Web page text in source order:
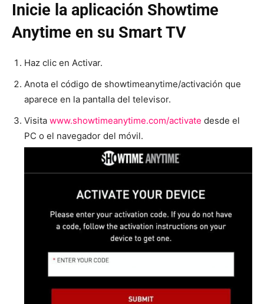
Inicie la aplicación Showtime
Anytime en su Smart TV
Haz clic en Activar.
Anota el código de showtimeanytime/activación que
aparece en la pantalla del televisor.
Visita www.showtimeanytime.com/activate desde el
PC o el navegador del móvil.